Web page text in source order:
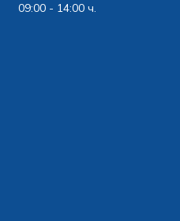
09:00 - 14:00 ч.